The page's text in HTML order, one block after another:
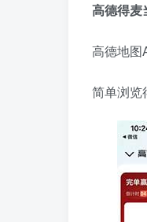
高德得麦
高德地图
简单浏览